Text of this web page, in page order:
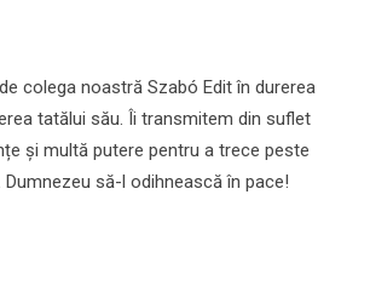
colega noastră Szabó Edit în durerea
tatălui său. Îi transmitem din suflet
și multă putere pentru a trece peste
să-l odihnească în pace!